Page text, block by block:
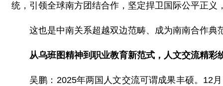
统，引领全球南方团结合作，坚定捍卫国际公平正
这也是中南关系超越双边范畴、成为南南合作典
从乌班图精神到职业教育新范式，人文交流精彩
吴鹏： 2025年两国人文交流可谓成果丰硕。12